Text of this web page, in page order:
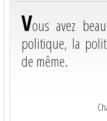
Vous avez
politique, la
de même.